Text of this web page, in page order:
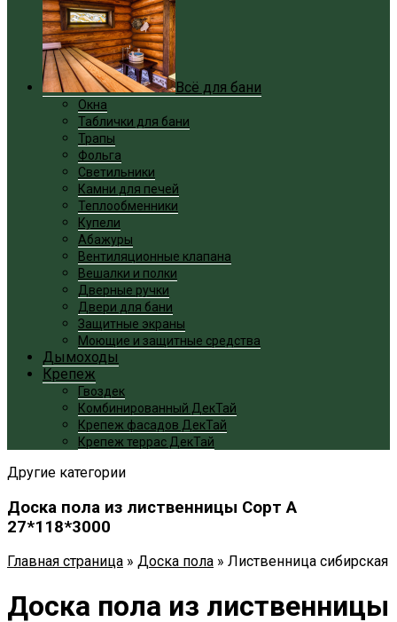
Всё для бани
Окна
Таблички для бани
Трапы
Фольга
Светильники
Камни для печей
Теплообменники
Купели
Абажуры
Вентиляционные клапана
Вешалки и полки
Дверные ручки
Двери для бани
Защитные экраны
Моющие и защитные средства
Дымоходы
Крепеж
Гвоздек
Комбинированный ДекТай
Крепеж фасадов ДекТай
Крепеж террас ДекТай
Другие категории
Доска пола из лиственницы Сорт А
27*118*3000
Главная страница » Доска пола » Лиственница сибирская
Доска пола из лиственницы